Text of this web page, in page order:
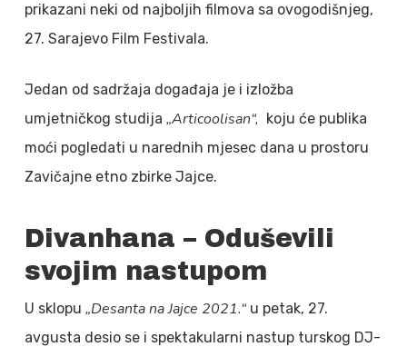
prikazani neki od najboljih filmova sa ovogodišnjeg,
27. Sarajevo Film Festivala.
Jedan od sadržaja događaja je i izložba
umjetničkog studija „Articoolisan“, koju će publika
moći pogledati u narednih mjesec dana u prostoru
Zavičajne etno zbirke Jajce.
Divanhana – Oduševili
svojim nastupom
U sklopu „Desanta na Jajce 2021.“u petak, 27.
avgusta desio se i spektakularni nastup turskog DJ-